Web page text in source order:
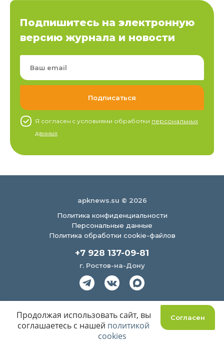
Подпишитесь на электронную
версию журнала и новости
Я согласен c условиями обработки персональных
данных
apknews.su © 2026
Политика конфиденциальности
Персональные данные
Политика обработки cookie-файлов
+7 928 137-09-81
г. Ростов-на-Дону
Согласен
Продолжая использовать сайт, вы
соглашаетесь с нашей политикой
cookies